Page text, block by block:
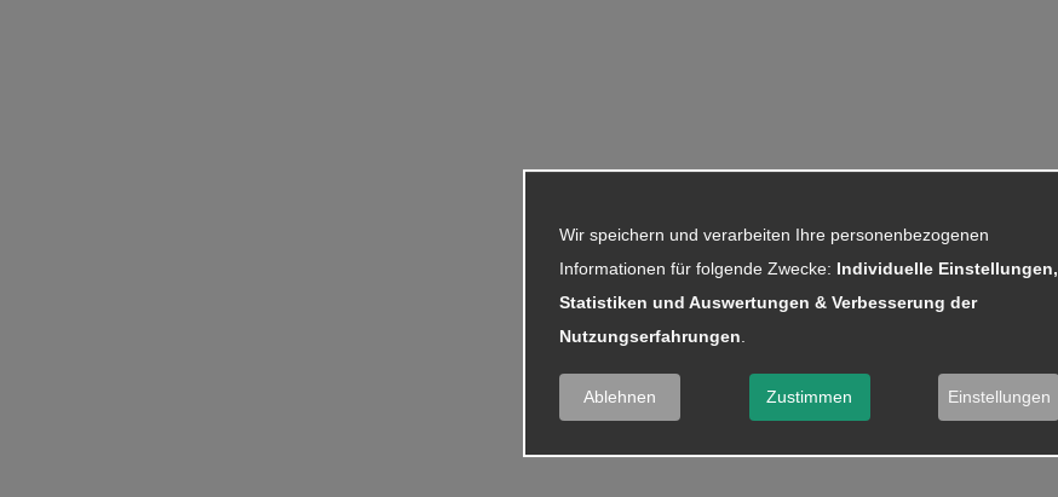
Wir speichern und verarbeiten Ihre personenbezogenen
Informationen für folgende Zwecke: Individuelle Einstellungen,
Statistiken und Auswertungen & Verbesserung der
Nutzungserfahrungen
Ablehnen Zustimmen Einstellungen